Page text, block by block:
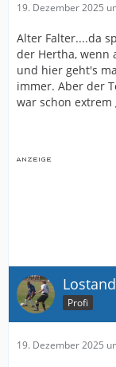
19. Dezember 2025
Alter Falter....da
der Hertha, wenn
und hier geht's
immer. Aber der
war schon extrem
Profi
19. Dezember 2025